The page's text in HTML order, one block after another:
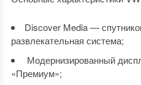
Discover Media —
развлекательная система;
Модернизированный
«Премиум»;